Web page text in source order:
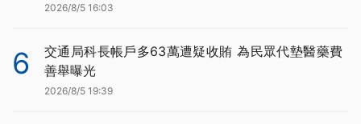
2026/8/5 16:03
6
交通局科長帳戶多63萬遭疑收賄 為民眾代墊醫藥費
善舉曝光
2026/8/5 19:39